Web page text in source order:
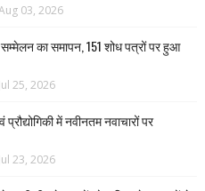
03, 2026
का समापन, 151 शोध पत्रों पर हुआ
Jul 25, 2026
प्रौद्योगिकी में नवीनतम नवाचारों पर
Jul 23, 2026